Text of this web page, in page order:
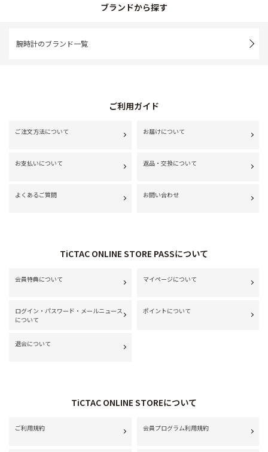
ブランドから探す
腕時計のブランド一覧
ご利用ガイド
ご注文方法について お届けについて
お支払いについて 返品・交換について
よくあるご質問 お問い合わせ
TiCTAC ONLINE STORE PASSについて
会員特典について マイページについて
ログイン・パスワード・メールニュース
について
ポイントについて
退会について
TiCTAC ONLINE STOREについて
ご利用規約 会員プログラム利用規約